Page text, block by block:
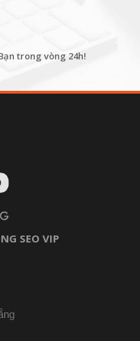
trong vòng 24h!
SEO VIP